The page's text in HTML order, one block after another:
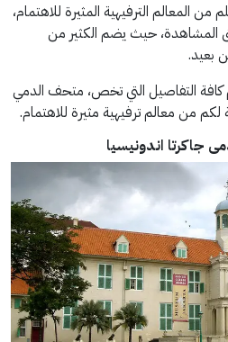
المعالم الترفيهية المثيرة للاهتمام،
المشاهدة، حيث يضم الكثير من
بعيد.
كافة التفاصيل التي تخص، متحف الدمي
لكم من معالم ترفيهية مثيرة للاهتمام.
جاكرتا اندونيسيا